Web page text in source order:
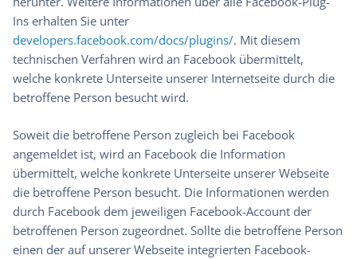
Ins erhalten Sie unter
developers.facebook.com/docs/plugins/. Mit diesem
technischen Verfahren wird an Facebook übermittelt,
welche konkrete Unterseite unserer Internetseite durch die
betroffene Person besucht wird.
Soweit die betroffene Person zugleich bei Facebook
angemeldet ist, wird an Facebook die Information
übermittelt, welche konkrete Unterseite unserer Webseite
die betroffene Person besucht. Die Informationen werden
durch Facebook dem jeweiligen Facebook-Account der
betroffenen Person zugeordnet. Sollte die betroffene Person
einen der auf unserer Webseite integrierten Facebook-